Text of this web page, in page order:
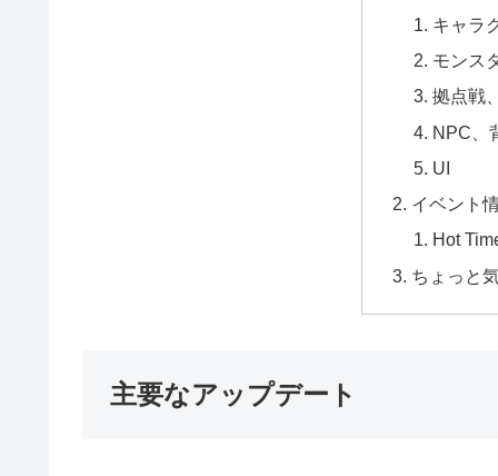
キャラ
モンス
拠点戦
NPC、
UI
イベント
Hot
ちょっと
主要なアップデート